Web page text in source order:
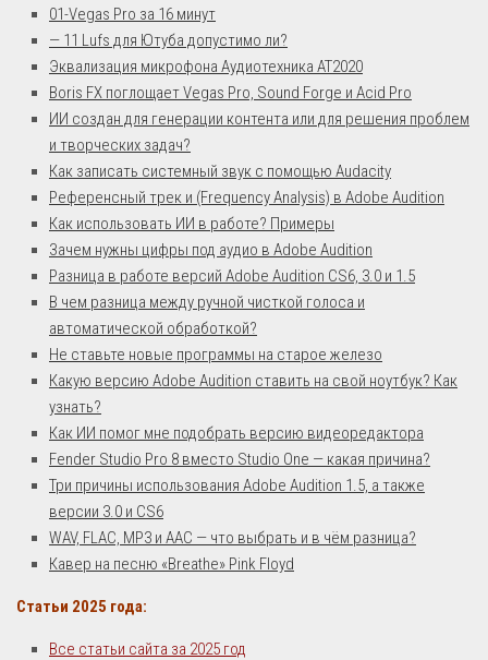
01-Vegas Pro за 16 минут
— 11 Lufs для Ютуба допустимо ли?
Эквализация микрофона Аудиотехника AT2020
Boris FX поглощает Vegas Pro, Sound Forge и Acid Pro
ИИ создан для генерации контента или для решения проблем
и творческих задач?
Как записать системный звук с помощью Audacity
Референсный трек и (Frequency Analysis) в Adobe Audition
Как использовать ИИ в работе? Примеры
Зачем нужны цифры под аудио в Adobe Audition
Разница в работе версий Adobe Audition CS6, 3.0 и 1.5
В чем разница между ручной чисткой голоса и
автоматической обработкой?
Не ставьте новые программы на старое железо
Какую версию Adobe Audition ставить на свой ноутбук? Как
узнать?
Как ИИ помог мне подобрать версию видеоредактора
Fender Studio Pro 8 вместо Studio One — какая причина?
Три причины использования Adobe Audition 1.5, а также
версии 3.0 и CS6
WAV, FLAC, MP3 и AAC — что выбрать и в чём разница?
Кавер на песню «Breathe» Pink Floyd
Статьи 2025 года:
Все статьи сайта за 2025 год